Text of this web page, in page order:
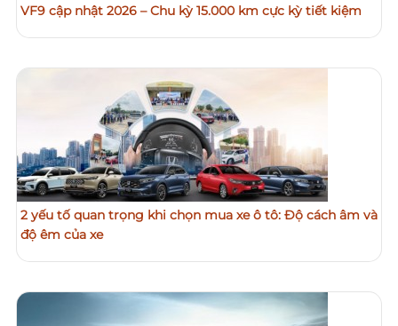
VF9 cập nhật 2026 – Chu kỳ 15.000 km cực kỳ tiết kiệm
2 yếu tố quan trọng khi chọn mua xe ô tô: Độ cách âm và
độ êm của xe